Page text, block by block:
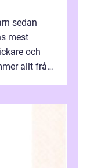
sedan
mest
och
allt från